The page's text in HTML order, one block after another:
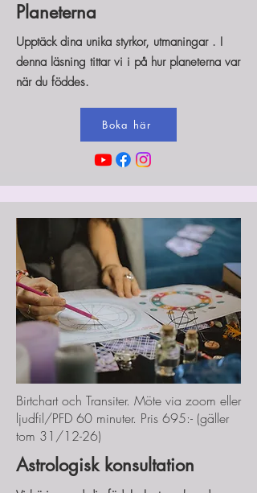
Planeterna
Upptäck dina unika styrkor, utmaningar . I
denna läsning tittar vi i på hur planeterna var
när du föddes.
Boka här
Birtchart och Transiter. Möte via zoom eller
ljudfil/PFD 60 minuter. Pris 695:- (gäller
tom 31/12-26)
Astrologisk konsultation